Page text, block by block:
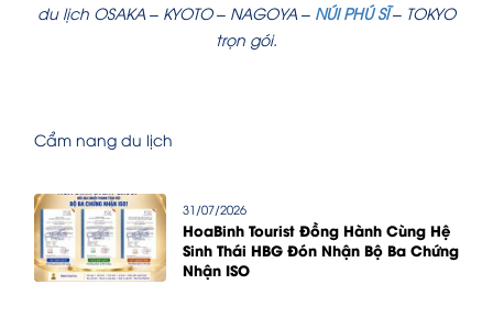
du lịch OSAKA – KYOTO – NAGOYA – NÚI PHÚ SĨ– TOKYO
trọn gói.
Cẩm nang du lịch
31/07/2026
HoaBinh Tourist Đồng Hành Cùng Hệ
Sinh Thái HBG Đón Nhận Bộ Ba Chứng
Nhận ISO